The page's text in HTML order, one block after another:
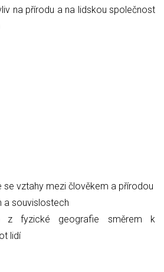
na přírodu a na lidskou společnost
se vztahy mezi člověkem a přírodou
a souvislostech
z fyzické geografie směrem k
lidí